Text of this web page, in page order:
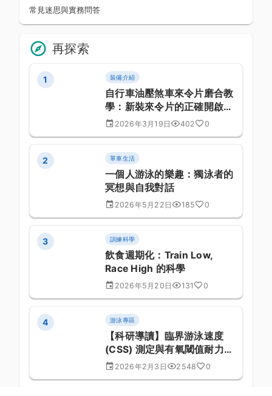
常見迷思與實務問答
再探索
1 裝備介紹
自行車油壓煞車來令片磨合教
學：新裝來令片的正確開啟方
式 2026年3月19日 402 0
2 單車生活
一個人游泳的樂趣：獨泳者的
冥想與自我對話
2026年5月22日 185 0
3 訓練科學
飲食週期化：Train Low,
Race High 的科學
2026年5月20日 131 0
4 游泳專區
【科研導讀】臨界游泳速度
(CSS) 測定與有氧閾值耐力開
發之最新文獻分析：臨床醫學
2026年2月3日 2548 0